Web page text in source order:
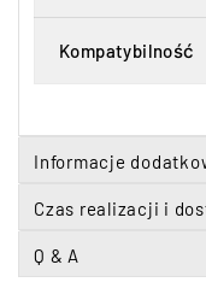
Kompatybilność
Informacje
Czas realizacji i
Q & A